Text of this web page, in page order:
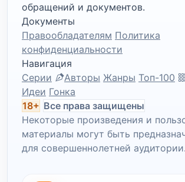
обращений и документов.
Документы
Правообладателям Политика
конфиденциальности
Навигация
Серии
Авторы Жанры Топ-100
Идеи Гонка
18+ Все права защищены
Некоторые произведения и
материалы могут быть
для совершеннолетней аудитории.